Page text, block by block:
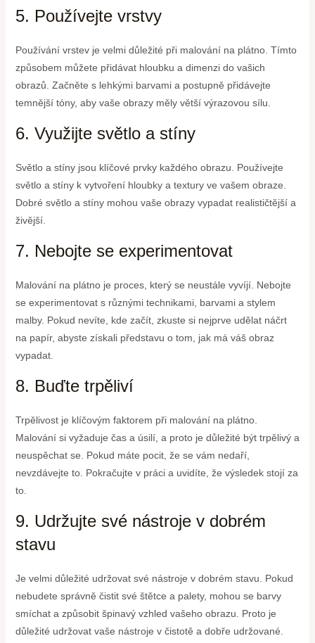
5. Používejte vrstvy
Používání vrstev je velmi důležité při malování na plátno. Tímto
způsobem můžete přidávat hloubku a dimenzi do vašich
obrazů. Začněte s lehkými barvami a postupně přidávejte
temnější tóny, aby vaše obrazy měly větší výrazovou sílu.
6. Využijte světlo a stíny
Světlo a stíny jsou klíčové prvky každého obrazu. Používejte
světlo a stíny k vytvoření hloubky a textury ve vašem obraze.
Dobré světlo a stíny mohou vaše obrazy vypadat realističtější a
živější.
7. Nebojte se experimentovat
Malování na plátno je proces, který se neustále vyvíjí. Nebojte
se experimentovat s různými technikami, barvami a stylem
malby. Pokud nevíte, kde začít, zkuste si nejprve udělat náčrt
na papír, abyste získali představu o tom, jak má váš obraz
vypadat.
8. Buďte trpěliví
Trpělivost je klíčovým faktorem při malování na plátno.
Malování si vyžaduje čas a úsilí, a proto je důležité být trpělivý a
neuspěchat se. Pokud máte pocit, že se vám nedaří,
nevzdávejte to. Pokračujte v práci a uvidíte, že výsledek stojí za
to.
9. Udržujte své nástroje v dobrém
stavu
Je velmi důležité udržovat své nástroje v dobrém stavu. Pokud
nebudete správně čistit své štětce a palety, mohou se barvy
smíchat a způsobit špinavý vzhled vašeho obrazu. Proto je
důležité udržovat vaše nástroje v čistotě a dobře udržované.